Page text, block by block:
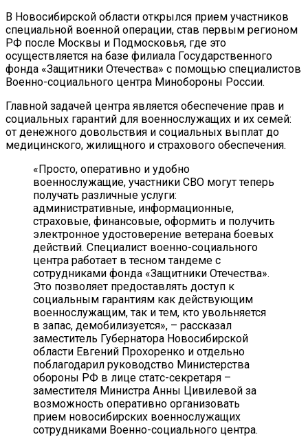
В Новосибирской области открылся прием участников
специальной военной операции, став первым регионом
РФ после Москвы и Подмосковья, где это
осуществляется на базе филиала Государственного
фонда «Защитники Отечества» с помощью специалистов
Военно-социального центра Минобороны России.
Главной задачей центра является обеспечение прав и
социальных гарантий для военнослужащих и их семей:
от денежного довольствия и социальных выплат до
медицинского, жилищного и страхового обеспечения.
«Просто, оперативно и удобно
военнослужащие, участники СВО могут теперь
получать различные услуги:
административные, информационные,
страховые, финансовые, оформить и получить
электронное удостоверение ветерана боевых
действий. Специалист военно-социального
центра работает в тесном тандеме с
сотрудниками фонда «Защитники Отечества».
Это позволяет предоставлять доступ к
социальным гарантиям как действующим
военнослужащим, так и тем, кто увольняется
в запас, демобилизуется», – рассказал
заместитель Губернатора Новосибирской
области Евгений Прохоренко и отдельно
поблагодарил руководство Министерства
обороны РФ в лице статc-секретаря –
заместителя Министра Анны Цивилевой за
возможность оперативно организовать
прием новосибирских военнослужащих
сотрудниками Военно-социального центра.